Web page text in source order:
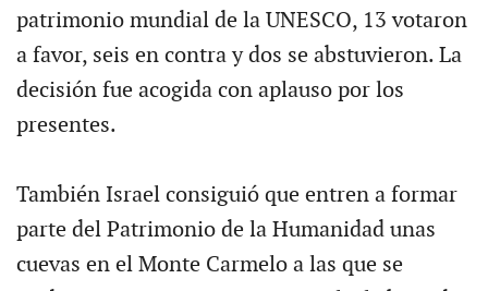
patrimonio mundial de la UNESCO, 13 votaron
a favor, seis en contra y dos se abstuvieron. La
decisión fue acogida con aplauso por los
presentes.
También Israel consiguió que entren a formar
parte del Patrimonio de la Humanidad unas
cuevas en el Monte Carmelo a las que se